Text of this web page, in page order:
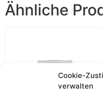
Cookie-
verwalten
Ähnliche